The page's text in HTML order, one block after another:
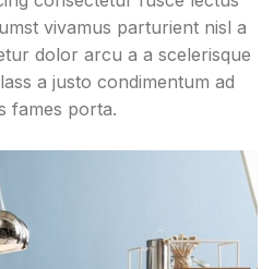
vivamus parturient nisl a
dolor arcu a a scelerisque
a justo condimentum ad
fames porta.